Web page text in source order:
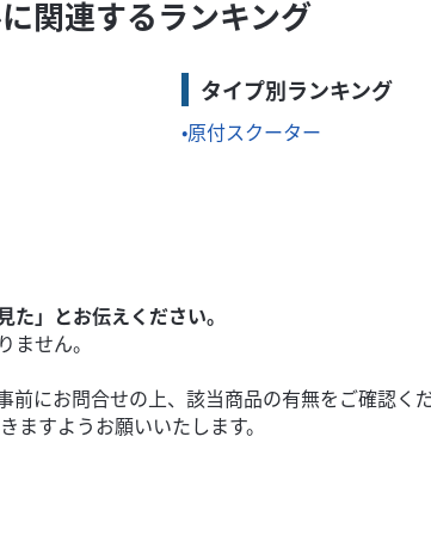
す！ ◆アピールポイント②カスタムベースにも！
関連するランキング
タイプ別ランキング
原付スクーター
」とお伝えください。
せん。
にお問合せの上、該当商品の有無をご確認くだ
ますようお願いいたします。